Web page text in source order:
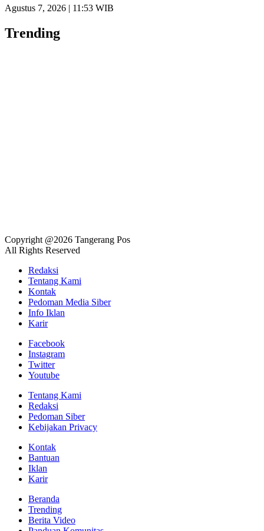
Agustus 7, 2026 | 11:53 WIB
Trending
Copyright @2026 Tangerang Pos
All Rights Reserved
Redaksi
Tentang Kami
Kontak
Pedoman Media Siber
Info Iklan
Karir
Facebook
Instagram
Twitter
Youtube
Tentang Kami
Redaksi
Pedoman Siber
Kebijakan Privacy
Kontak
Bantuan
Iklan
Karir
Beranda
Trending
Berita Video